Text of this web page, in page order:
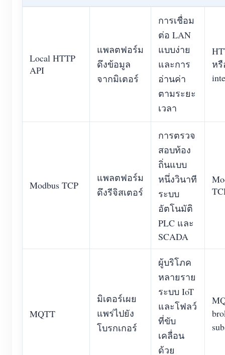
Local HTTP
API
แพลตฟอร์ม
ดึงข้อมูล
จากมิเตอร์
การเชื่อม
ต่อ LAN
แบบง่าย
และการ
อ่านค่า
ตามระยะ
เวลา
หรื
Modbus TCP
แพลตฟอร์ม
ดึงรีจิสเตอร์
การตรวจ
สอบท้อง
ถิ่นแบบ
หนึ่งวินาที
ระบบ
อัตโนมัติ
PLC และ
SCADA
MQTT
มิเตอร์เผย
แพร่ไปยัง
โบรกเกอร์
ผู้บริโภค
หลายราย
ระบบ IoT
และโฟลว์
ที่ขับ
เคลื่อน
ด้วย